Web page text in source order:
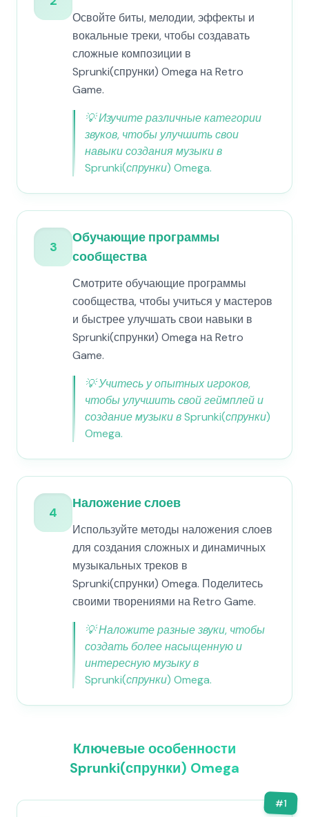
Освойте биты, мелодии, эффекты и
вокальные треки, чтобы создавать
сложные композиции в
Sprunki(спрунки) Omega на Retro
Game.
💡Изучите различные категории
звуков, чтобы улучшить свои
навыки создания музыки в
Sprunki(спрунки) Omega.
3
Обучающие программы
сообщества
Смотрите обучающие программы
сообщества, чтобы учиться у мастеров
и быстрее улучшать свои навыки в
Sprunki(спрунки) Omega на Retro
Game.
💡Учитесь у опытных игроков,
чтобы улучшить свой геймплей и
создание музыки в Sprunki(спрунки)
Omega.
4
Наложение слоев
Используйте методы наложения слоев
для создания сложных и динамичных
музыкальных треков в
Sprunki(спрунки) Omega. Поделитесь
своими творениями на Retro Game.
💡Наложите разные звуки, чтобы
создать более насыщенную и
интересную музыку в
Sprunki(спрунки) Omega.
Ключевые особенности
Sprunki(спрунки) Omega
#1